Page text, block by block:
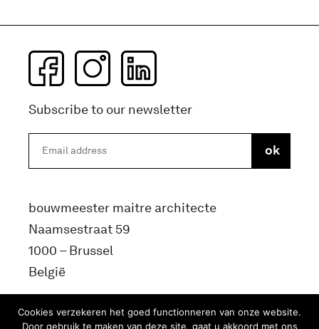
Subscribe to our newsletter
bouwmeester maitre architecte
Naamsestraat 59
1000 – Brussel
België
info@bma.brussels
Cookies verzekeren het goed functionneren van onze website.
Door gebruik te maken van deze site, gaat u akkoord met ons